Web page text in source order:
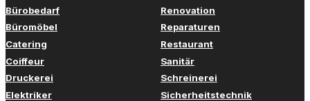
Bürobedarf
Büromöbel
Catering
Coiffeur
Druckerei
Elektriker
Renovation
Reparaturen
Restaurant
Sanitär
Schreinerei
Sicherheitstechnik